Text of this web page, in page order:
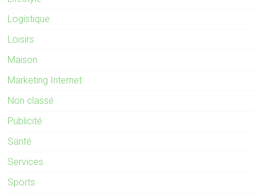
Logistique
Loisirs
Maison
Marketing Internet
Non classé
Publicité
Santé
Services
Sports